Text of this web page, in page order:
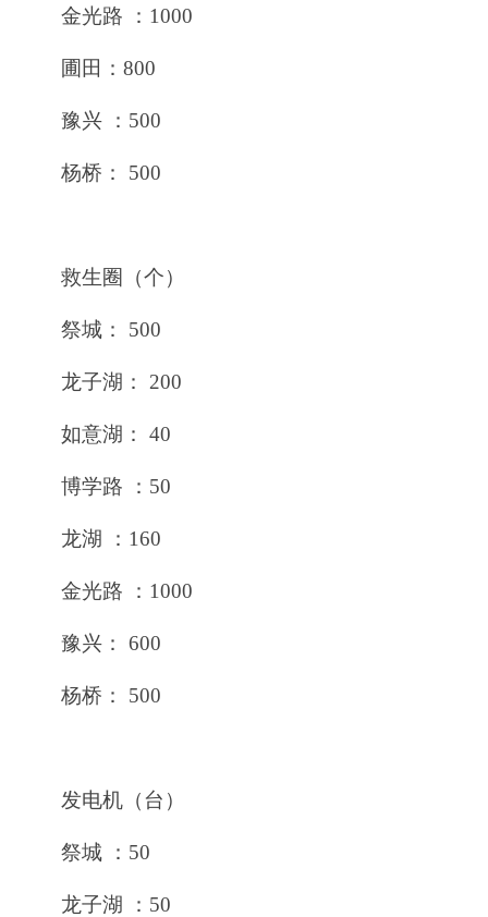
金光路 ：1000
圃田：800
豫兴 ：500
杨桥： 500
救生圈（个）
祭城： 500
龙子湖： 200
如意湖： 40
博学路 ：50
龙湖 ：160
金光路 ：1000
豫兴： 600
杨桥： 500
发电机（台）
祭城 ：50
龙子湖 ：50